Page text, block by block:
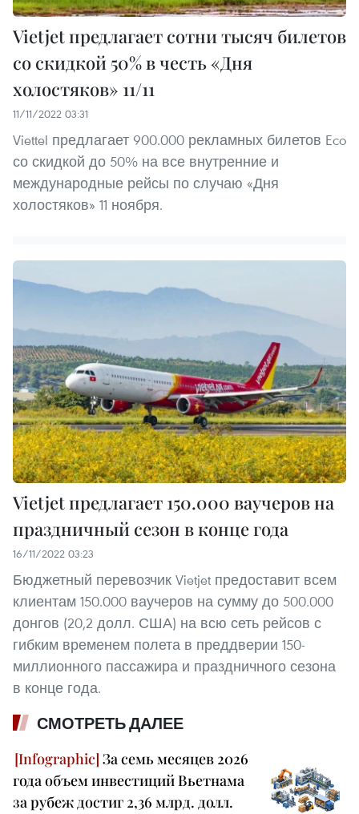
Vietjet предлагает сотни тысяч билетов
со скидкой 50% в честь «Дня
холостяков» 11/11
11/11/2022 03:31
Viettel предлагает 900.000 рекламных билетов Eco
со скидкой до 50% на все внутренние и
международные рейсы по случаю «Дня
холостяков» 11 ноября.
Vietjet предлагает 150.000 ваучеров на
праздничный сезон в конце года
16/11/2022 03:23
Бюджетный перевозчик Vietjet предоставит всем
клиентам 150.000 ваучеров на сумму до 500.000
донгов (20,2 долл. США) на всю сеть рейсов с
гибким временем полета в преддверии 150-
миллионного пассажира и праздничного сезона
в конце года.
СМОТРЕТЬ ДАЛЕЕ
За семь месяцев 2026
года объем инвестиций Вьетнама
за рубеж достиг 2,36 млрд. долл.